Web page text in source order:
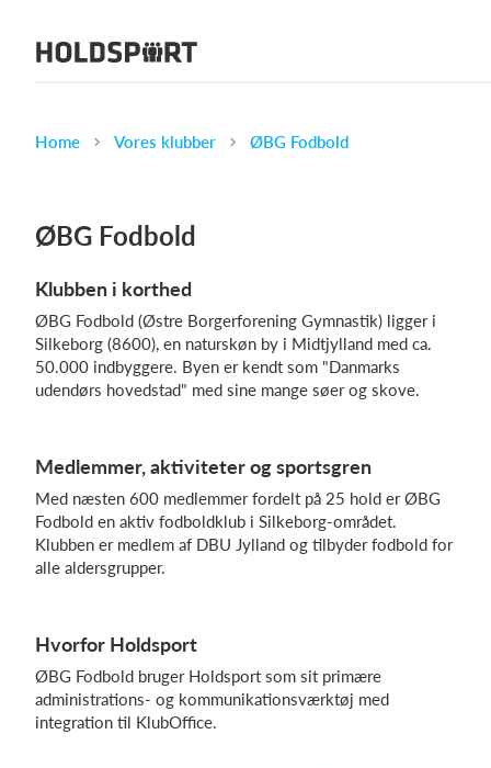
Om Holdsport
Kalender
Kontingentopkrævning
Hjemmeside
Webshop
Hvad koster det?
Home Vores klubber ØBG Fodbold
ØBG Fodbold
Klubben i korthed
ØBG Fodbold (Østre Borgerforening Gymnastik) ligger i
Silkeborg (8600), en naturskøn by i Midtjylland med ca.
50.000 indbyggere. Byen er kendt som "Danmarks
udendørs hovedstad" med sine mange søer og skove.
Medlemmer, aktiviteter og sportsgren
Med næsten 600 medlemmer fordelt på 25 hold er ØBG
Fodbold en aktiv fodboldklub i Silkeborg-området.
Klubben er medlem af DBU Jylland og tilbyder fodbold for
alle aldersgrupper.
Hvorfor Holdsport
ØBG Fodbold bruger Holdsport som sit primære
administrations- og kommunikationsværktøj med
integration til KlubOffice.